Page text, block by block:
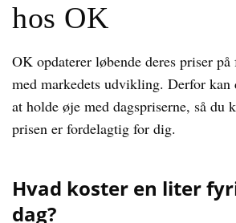
hos OK
OK opdaterer løbende deres priser
med markedets udvikling. Derfor
at holde øje med dagspriserne, så du
prisen er fordelagtig for dig.
Hvad koster en liter
dag?